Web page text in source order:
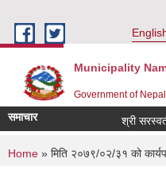
Municipality
Government of Nepal
समाचार श्री सरस्वती
You are here
Home » मिति २०७९/०२/३१ को